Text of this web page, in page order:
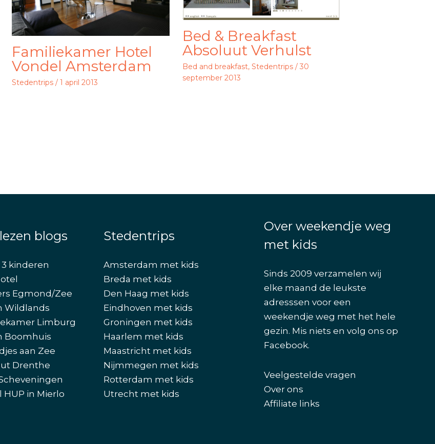
Familiekamer Hotel
Vondel Amsterdam
Stedentrips /1 april 2013
Bed & Breakfast
Absoluut Verhulst
Bed and breakfast, Stedentrips/ 30
september 2013
blogs
kinderen
Egmond/Zee
Wildlands
Limburg
Boomhuis
aan Zee
Drenthe
HUP in Mierlo
Stedentrips
Amsterdam met kids
Breda met kids
Den Haag met kids
Eindhoven met kids
Groningen met kids
Haarlem met kids
Maastricht met kids
Nijmmegen met kids
Rotterdam met kids
Utrecht met kids
Over weekendje weg
met kids
Sinds 2009 verzamelen wij
elke maand de leukste
adresssen voor een
weekendje weg met het hele
gezin. Mis niets en volg ons op
Facebook.
Veelgestelde vragen
Over ons
Affiliate links